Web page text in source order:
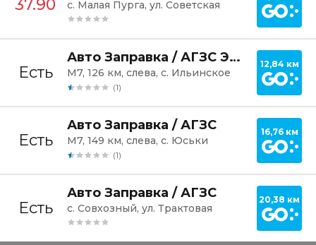
37.90 с. Малая Пурга, ул. Советская
Есть
Авто Заправка / АГЗС Эко
М7, 126 км, слева, с. Ильинское
(1)
12,84 км
Есть
Авто Заправка / АГЗС
М7, 149 км, слева, с. Юськи
(1)
16,76 км
Есть
Авто Заправка / АГЗС
с. Совхозный, ул. Трактовая
20,38 км